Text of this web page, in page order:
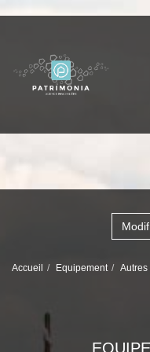
Accueil Equipement Autres